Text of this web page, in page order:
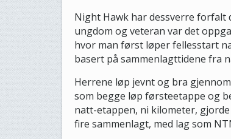
Night Hawk har dessverre forfalt
ungdom og veteran var det
hvor man først løper fellesstart
basert på sammenlagttidene fra
Herrene løp jevnt og bra
som begge løp førsteetappe og
natt-etappen, ni kilometer,
fire sammenlagt, med lag som